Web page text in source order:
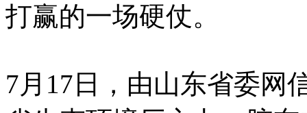
打赢的一场硬仗。
7月17日，由山东省委网